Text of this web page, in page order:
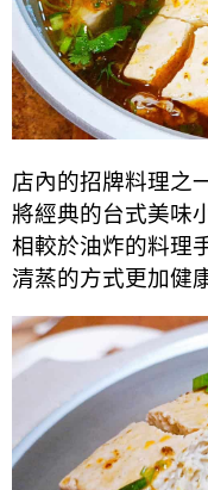
店內的招牌料理之
將經典的台式美味
相較於油炸的料理
清蒸的方式更加健